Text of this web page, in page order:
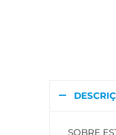
SOBRE